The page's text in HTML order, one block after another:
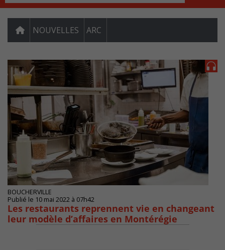
NOUVELLES ARC
BOUCHERVILLE
Publié le 10 mai 2022 à 07h42
Les restaurants reprennent vie en changeant
leur modèle d’affaires en Montérégie